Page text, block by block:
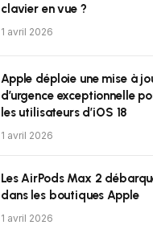
clavier en vue ?
1 avril 2026
Apple déploie une mise à
d’urgence exceptionnelle
les utilisateurs d’iOS 18
1 avril 2026
Les AirPods Max 2
dans les boutiques Apple
1 avril 2026